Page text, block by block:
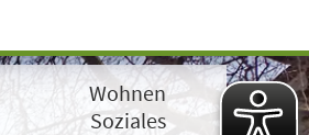
Wohnen
Soziales